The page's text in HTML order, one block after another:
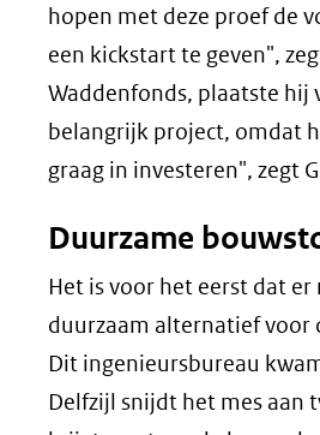
hopen met deze proef de
een kickstart te geven",
Waddenfonds, plaatste hij
belangrijk project, omdat
graag in investeren", zegt
Duurzame
Het is voor het eerst dat
duurzaam alternatief voor
Dit ingenieursbureau
Delfzijl snijdt het mes aan